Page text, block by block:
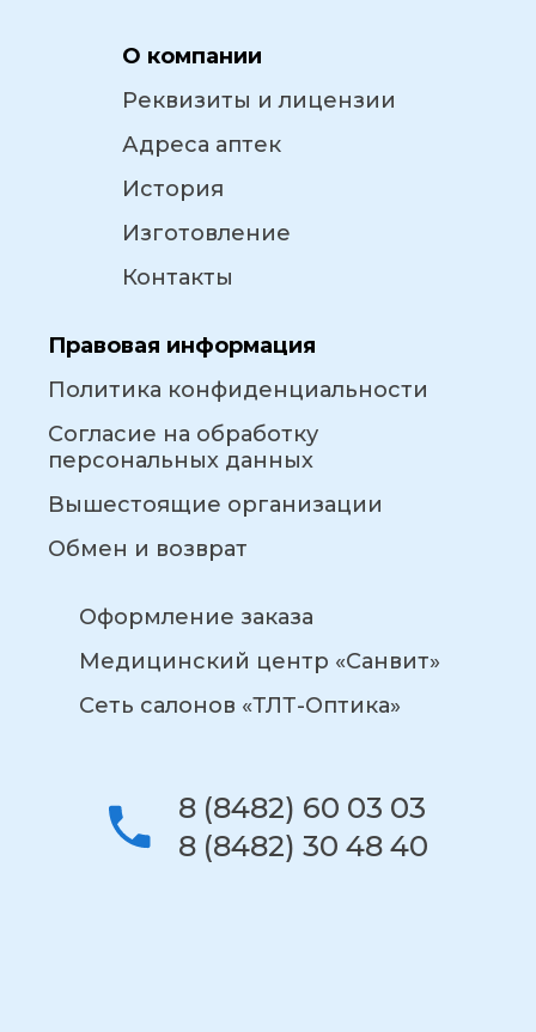
О компании
Реквизиты и лицензии
Адреса аптек
История
Изготовление
Контакты
Правовая информация
Политика конфиденциальности
Согласие на обработку
персональных данных
Вышестоящие организации
Обмен и возврат
Оформление заказа
Медицинский центр «Санвит»
Сеть салонов «ТЛТ-Оптика»
8 (8482) 60 03 03
8 (8482) 30 48 40